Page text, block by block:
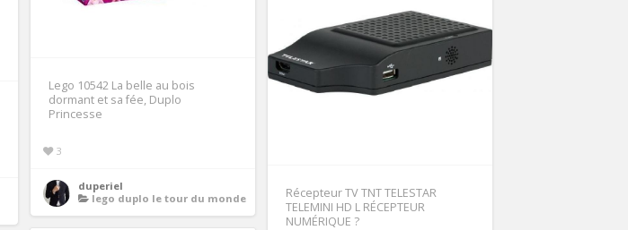
Lego 10542 La belle au bois
dormant et sa fée, Duplo
Princesse
3
duperiel
lego duplo le tour du monde
Récepteur TV TNT TELESTAR
TELEMINI HD L RÉCEPTEUR
NUMÉRIQUE ?